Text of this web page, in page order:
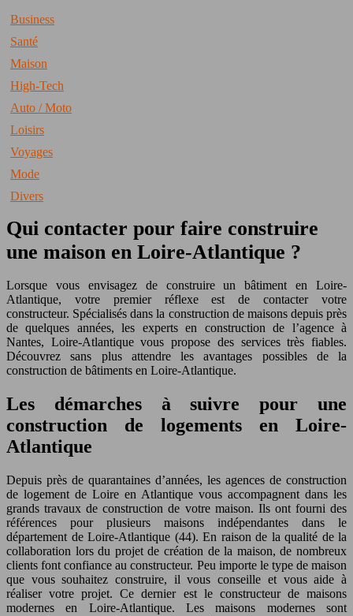
Business
Santé
Maison
High-Tech
Auto / Moto
Loisirs
Voyages
Mode
Divers
Qui contacter pour faire construire
une maison en Loire-Atlantique ?
Lorsque vous envisagez de construire un bâtiment en Loire-
Atlantique, votre premier réflexe est de contacter votre
constructeur. Spécialisés dans la construction de maisons depuis près
de quelques années, les experts en construction de l’agence à
Nantes, Loire-Atlantique vous propose des services très fiables.
Découvrez sans plus attendre les avantages possibles de la
construction de bâtiments en Loire-Atlantique.
Les démarches à suivre pour une
construction de logements en Loire-
Atlantique
Depuis près de quarantaines d’années, les agences de construction
de logement de Loire en Atlantique vous accompagnent dans les
grands travaux de construction de votre maison. Ils ont fourni des
références pour plusieurs maisons indépendantes dans le
département de Loire-Atlantique (44). En raison de la qualité de la
collaboration lors du projet de création de la maison, de nombreux
clients font confiance au constructeur. Peu importe le type de maison
que vous souhaitez construire, il vous conseille et vous aide à
réaliser votre projet. Ce dernier est le constructeur de maisons
modernes en Loire-Atlantique. Les maisons modernes sont